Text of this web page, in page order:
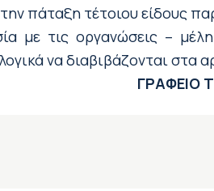
πάταξη τέτοιου είδους
με τις οργανώσεις –
να διαβιβάζονται στα
ΚΑΙ